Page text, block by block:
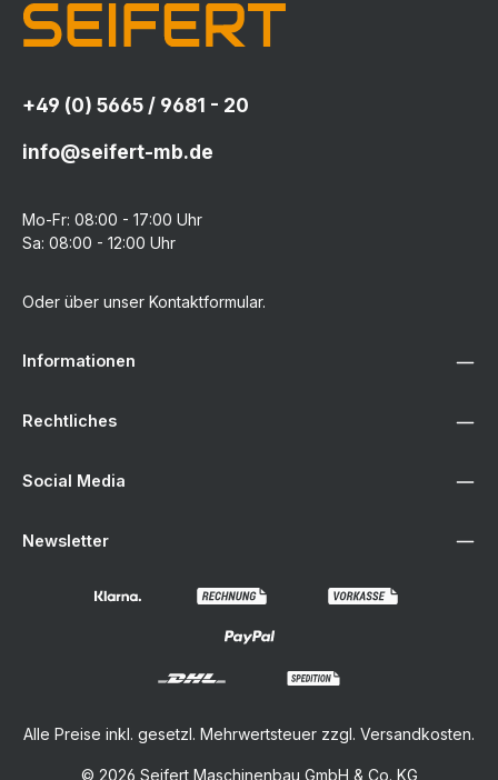
+49 (0) 5665 / 9681 - 20
info@seifert-mb.de
Mo-Fr: 08:00 - 17:00 Uhr
Sa: 08:00 - 12:00 Uhr
Oder über unser Kontaktformular.
Informationen
Rechtliches
Social Media
Newsletter
© 2026 Seifert Maschinenbau GmbH & Co. KG
Alle Preise inkl. gesetzl. Mehrwertsteuer zzgl. Versandkosten.